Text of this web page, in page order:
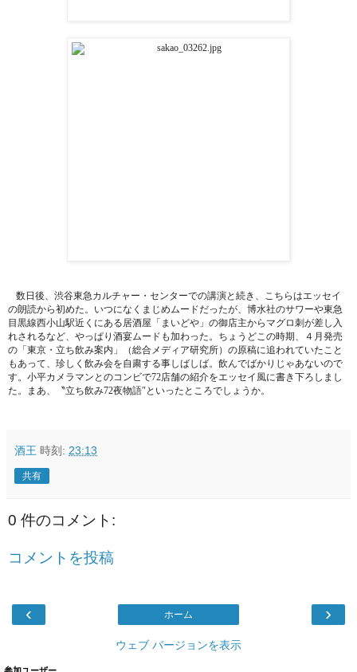
数日後、渋谷東急カルチャー・センターでの講演と続き、こちらはエッセイ
の朗読から初めた。いつになくまじめムードだったが、博水社のサワーや東急
目黒線西小山駅近くにある居酒屋「まいどや」の御店主からマグロ刺が差し入
れされるなど、やっぱり酒宴ムードも加わった。ちょうどこの時期、４月発売
の「東京・立ち飲み案内」（総合メディア研究所）の原稿に追われていたこと
もあって、珍しく飲み会を自粛する事しばしば。飲んでばかりじゃあないので
す。小平カメラマンとのコンビで72店舗の紹介をエッセイ風に書き下ろしまし
た。まあ、〝立ち飲み72夜物語″といったところでしょうか。
酒王 時刻: 23:13
共有
0 件のコメント:
コメントを投稿
‹ ›
ホーム
ウェブ バージョンを表示